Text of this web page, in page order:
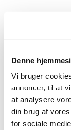
Denne
Vi bruger
annoncer, til at
at analysere
din brug af
for sociale